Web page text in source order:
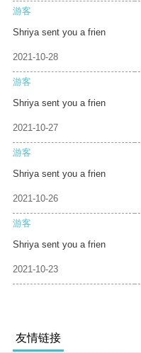
游客
Shriya sent you a frien
2021-10-28
游客
Shriya sent you a frien
2021-10-27
游客
Shriya sent you a frien
2021-10-26
游客
Shriya sent you a frien
2021-10-23
友情链接